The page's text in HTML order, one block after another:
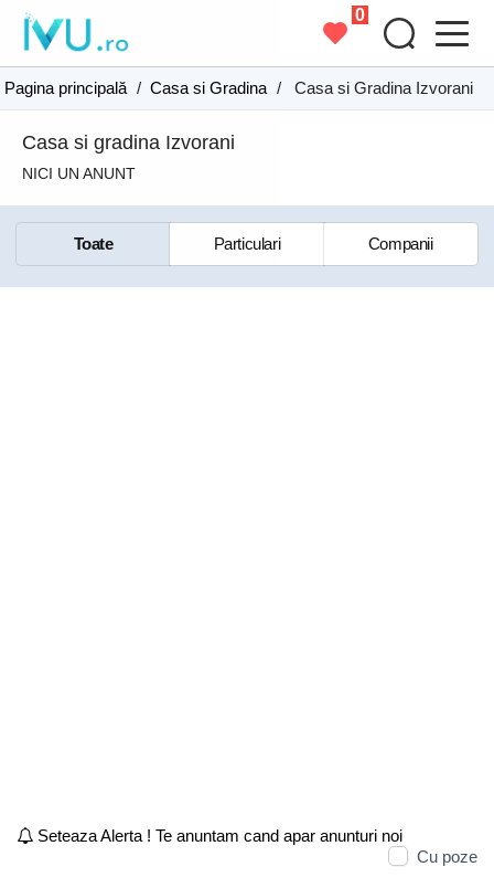
0
Pagina principală / Casa si Gradina / Casa si Gradina Izvorani
Casa si gradina Izvorani
NICI UN ANUNT
Toate Particulari Companii
Seteaza Alerta ! Te anuntam cand apar anunturi noi
Cu poze